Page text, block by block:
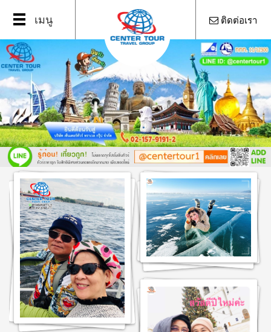
Openเมนู ติดต่อเรา